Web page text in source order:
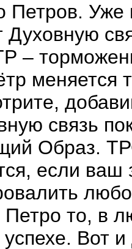
Уже
–
меняется
связь
Образ.
если
то, в
успехе. Вот